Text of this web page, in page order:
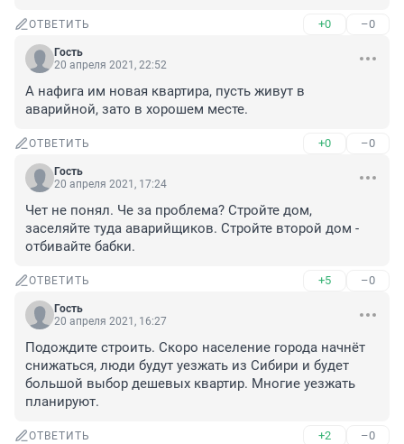
ОТВЕТИТЬ +0 –0
Гость
20 апреля 2021, 22:52
А нафига им новая квартира, пусть живут в
аварийной, зато в хорошем месте.
ОТВЕТИТЬ +0 –0
Гость
20 апреля 2021, 17:24
Чет не понял. Че за проблема? Стройте дом,
заселяйте туда аварийщиков. Стройте второй дом -
отбивайте бабки.
ОТВЕТИТЬ +5 –0
Гость
20 апреля 2021, 16:27
Подождите строить. Скоро население города начнёт
снижаться, люди будут уезжать из Сибири и будет
большой выбор дешевых квартир. Многие уезжать
планируют.
ОТВЕТИТЬ +2 –0